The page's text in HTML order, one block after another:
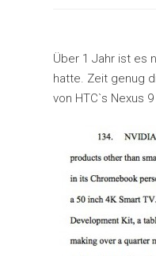
Über 1 Jahr ist es
hatte. Zeit genug
von HTC`s Nexus